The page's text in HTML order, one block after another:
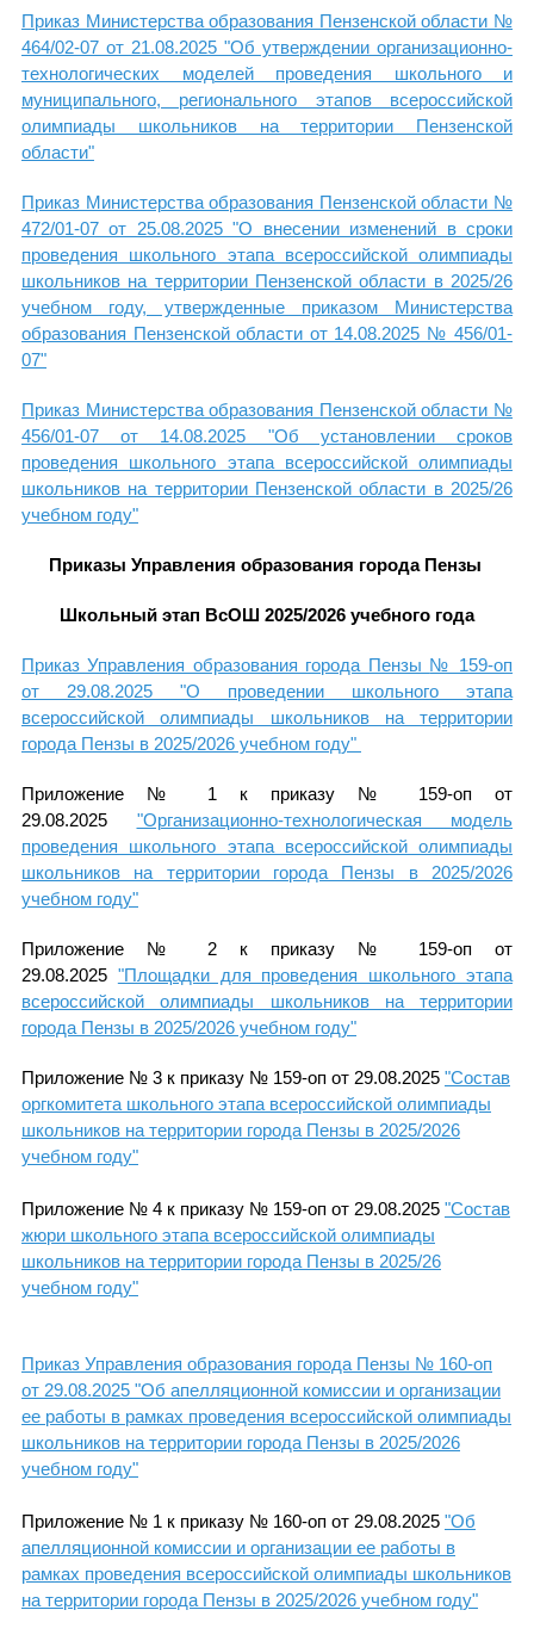
Приказ Министерства образования Пензенской области №
464/02-07 от 21.08.2025 "Об утверждении организационно-
технологических моделей проведения школьного и
муниципального, регионального этапов всероссийской
олимпиады школьников на территории Пензенской
области"
Приказ Министерства образования Пензенской области №
472/01-07 от 25.08.2025 "О внесении изменений в сроки
проведения школьного этапа всероссийской олимпиады
школьников на территории Пензенской области в 2025/26
учебном году, утвержденные приказом Министерства
образования Пензенской области от 14.08.2025 № 456/01-
07"
Приказ Министерства образования Пензенской области №
456/01-07 от 14.08.2025 "Об установлении сроков
проведения школьного этапа всероссийской олимпиады
школьников на территории Пензенской области в 2025/26
учебном году"
Приказы Управления образования города Пензы
Школьный этап ВсОШ 2025/2026 учебного года
Приказ Управления образования города Пензы № 159-оп
от 29.08.2025 "О проведении школьного этапа
всероссийской олимпиады школьников на территории
города Пензы в 2025/2026 учебном году"
Приложение № 1 к приказу № 159-оп от
29.08.2025 "Организационно-технологическая модель
проведения школьного этапа всероссийской олимпиады
школьников на территории города Пензы в 2025/2026
учебном году"
Приложение № 2 к приказу № 159-оп от
29.08.2025 "Площадки для проведения школьного этапа
всероссийской олимпиады школьников на территории
города Пензы в 2025/2026 учебном году"
Приложение № 3 к приказу № 159-оп от 29.08.2025 "Состав
оргкомитета школьного этапа всероссийской олимпиады
школьников на территории города Пензы в 2025/2026
учебном году"
Приложение № 4 к приказу № 159-оп от 29.08.2025 "Состав
жюри школьного этапа всероссийской олимпиады
школьников на территории города Пензы в 2025/26
учебном году"
Приказ Управления образования города Пензы № 160-оп
от 29.08.2025 "Об апелляционной комиссии и организации
ее работы в рамках проведения всероссийской олимпиады
школьников на территории города Пензы в 2025/2026
учебном году"
Приложение № 1 к приказу № 160-оп от 29.08.2025 "Об
апелляционной комиссии и организации ее работы в
рамках проведения всероссийской олимпиады школьников
на территории города Пензы в 2025/2026 учебном году"